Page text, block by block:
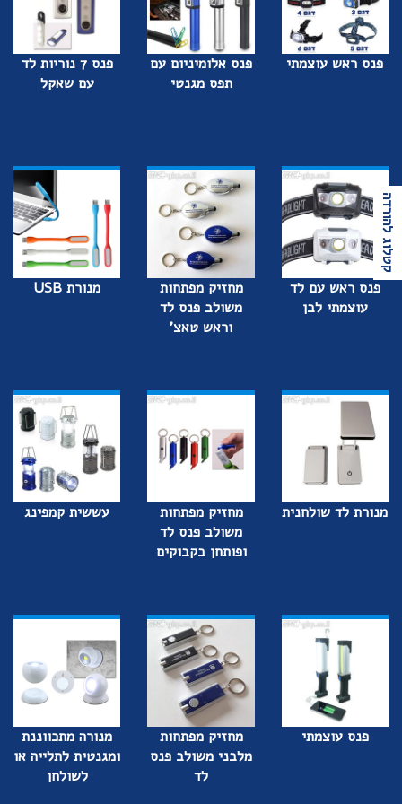
קטלוג להורדה
פנס ראש עוצמתי
פנס אלומיניום עם
תפס מגנטי
פנס 7 נוריות לד
עם שאקל
פנס ראש עם לד
עוצמתי לבן
מחזיק מפתחות
משולב פנס לד
וראש טאצ'
מנורת USB
מנורת לד שולחנית
מחזיק מפתחות
משולב פנס לד
ופותחן בקבוקים
עששית קמפינג
פנס עוצמתי
מחזיק מפתחות
מלבני משולב פנס
לד
מנורה מתכווננת
ומגנטית לתלייה או
לשולחן